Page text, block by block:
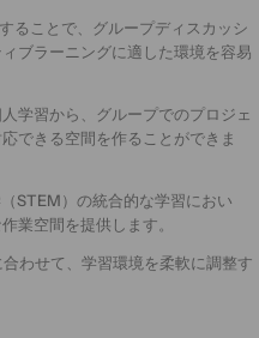
ることで、グループディスカッシ
ブラーニングに適した環境を容易
学習から、グループでのプロジェ
できる空間を作ることができま
STEM）の統合的な学習におい
業空間を提供します。
わせて、学習環境を柔軟に調整す